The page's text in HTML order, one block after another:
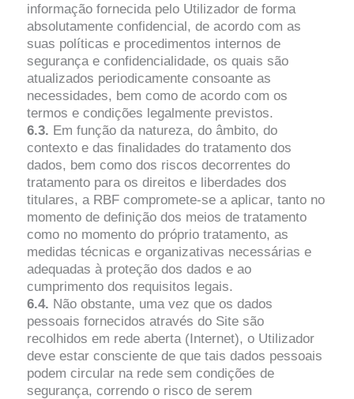
informação fornecida pelo Utilizador de forma
absolutamente confidencial, de acordo com as
suas políticas e procedimentos internos de
segurança e confidencialidade, os quais são
atualizados periodicamente consoante as
necessidades, bem como de acordo com os
termos e condições legalmente previstos.
6.3. Em função da natureza, do âmbito, do
contexto e das finalidades do tratamento dos
dados, bem como dos riscos decorrentes do
tratamento para os direitos e liberdades dos
titulares, a RBF compromete-se a aplicar, tanto no
momento de definição dos meios de tratamento
como no momento do próprio tratamento, as
medidas técnicas e organizativas necessárias e
adequadas à proteção dos dados e ao
cumprimento dos requisitos legais.
6.4. Não obstante, uma vez que os dados
pessoais fornecidos através do Site são
recolhidos em rede aberta (Internet), o Utilizador
deve estar consciente de que tais dados pessoais
podem circular na rede sem condições de
segurança, correndo o risco de serem